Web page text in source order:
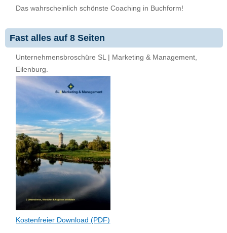
Das wahrscheinlich schönste Coaching in Buchform!
Fast alles auf 8 Seiten
Unternehmensbroschüre SL | Marketing & Management,
Eilenburg.
Kostenfreier Download (PDF)